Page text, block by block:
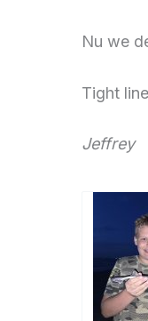
Nu we
Tight
Jeffrey